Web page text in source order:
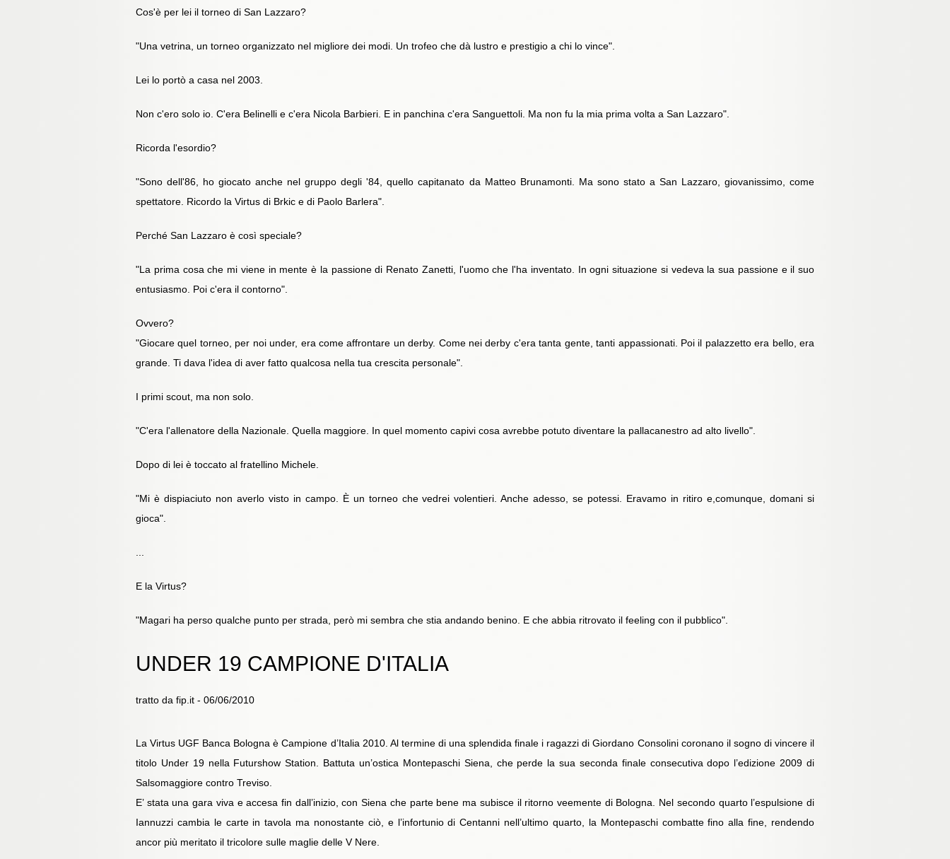
Cos'è per lei il torneo di San Lazzaro?
"Una vetrina, un torneo organizzato nel migliore dei modi. Un trofeo che dà lustro e prestigio a chi lo vince".
Lei lo portò a casa nel 2003.
Non c'ero solo io. C'era Belinelli e c'era Nicola Barbieri. E in panchina c'era Sanguettoli. Ma non fu la mia prima volta a San Lazzaro".
Ricorda l'esordio?
"Sono dell'86, ho giocato anche nel gruppo degli '84, quello capitanato da Matteo Brunamonti. Ma sono stato a San Lazzaro, giovanissimo, come
spettatore. Ricordo la Virtus di Brkic e di Paolo Barlera".
Perché San Lazzaro è così speciale?
"La prima cosa che mi viene in mente è la passione di Renato Zanetti, l'uomo che l'ha inventato. In ogni situazione si vedeva la sua passione e il suo
entusiasmo. Poi c'era il contorno".
Ovvero?
"Giocare quel torneo, per noi under, era come affrontare un derby. Come nei derby c'era tanta gente, tanti appassionati. Poi il palazzetto era bello, era
grande. Ti dava l'idea di aver fatto qualcosa nella tua crescita personale".
I primi scout, ma non solo.
"C'era l'allenatore della Nazionale. Quella maggiore. In quel momento capivi cosa avrebbe potuto diventare la pallacanestro ad alto livello".
Dopo di lei è toccato al fratellino Michele.
"Mi è dispiaciuto non averlo visto in campo. È un torneo che vedrei volentieri. Anche adesso, se potessi. Eravamo in ritiro e,comunque, domani si
gioca".
E la Virtus?
"Magari ha perso qualche punto per strada, però mi sembra che stia andando benino. E che abbia ritrovato il feeling con il pubblico".
UNDER 19 CAMPIONE D'ITALIA
tratto da fip.it - 06/06/2010
La Virtus UGF Banca Bologna è Campione d’Italia 2010. Al termine di una splendida finale i ragazzi di Giordano Consolini coronano il sogno di vincere il
titolo Under 19 nella Futurshow Station. Battuta un’ostica Montepaschi Siena, che perde la sua seconda finale consecutiva dopo l’edizione 2009 di
Salsomaggiore contro Treviso.
E’ stata una gara viva e accesa fin dall’inizio, con Siena che parte bene ma subisce il ritorno veemente di Bologna. Nel secondo quarto l’espulsione di
Iannuzzi cambia le carte in tavola ma nonostante ciò, e l’infortunio di Centanni nell’ultimo quarto, la Montepaschi combatte fino alla fine, rendendo
ancor più meritato il tricolore sulle maglie delle V Nere.